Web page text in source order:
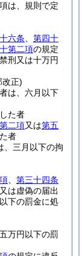
は、規則で定
六条
第四十
第二項の規定
刑又は十万円
改正)
は、六月以下
た者
二項又は第五
者
、三月以下の拘
第三十四条
は虚偽の届出
下の罰金に処
万円以下の罰